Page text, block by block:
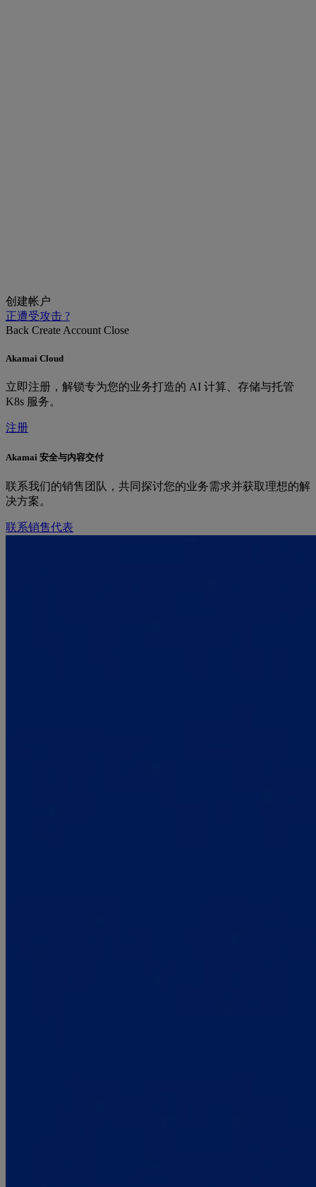
创建帐户
正遭受攻击 ?
Back Create Account Close
Akamai Cloud
立即注册，解锁专为您的业务打造的 AI 计算、存储与托管
K8s 服务。
注册
Akamai 安全与内容交付
联系我们的销售团队，共同探讨您的业务需求并获取理想的解
决方案。
联系销售代表